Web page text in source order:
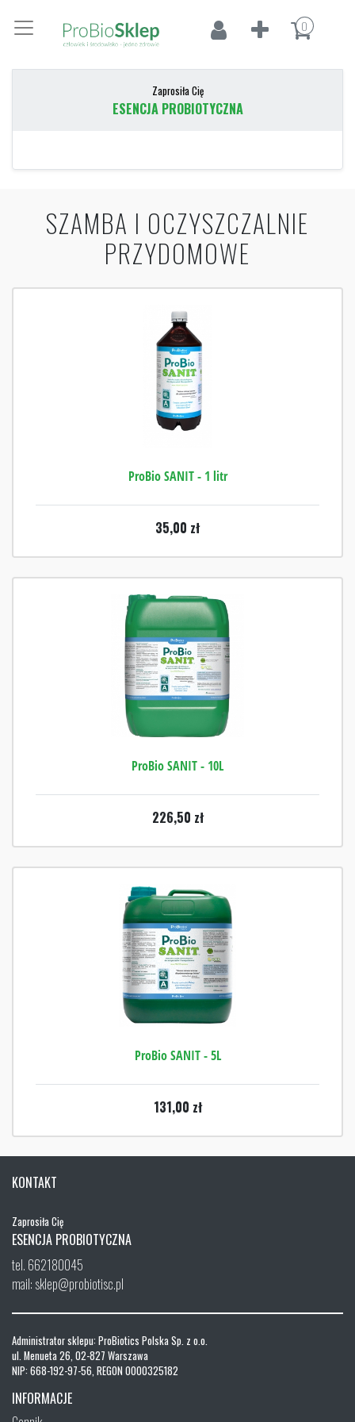
0
Zaprosiła Cię
ESENCJA PROBIOTYCZNA
SZAMBA I OCZYSZCZALNIE
PRZYDOMOWE
ProBio SANIT - 1 litr
35,00 zł
ProBio SANIT - 10L
226,50 zł
ProBio SANIT - 5L
131,00 zł
KONTAKT
Zaprosiła Cię
ESENCJA PROBIOTYCZNA
tel. 662180045
mail: sklep@probiotisc.pl
Administrator sklepu: ProBiotics Polska Sp. z o.o.
ul. Menueta 26, 02-827 Warszawa
NIP: 668-192-97-56, REGON 0000325182
INFORMACJE